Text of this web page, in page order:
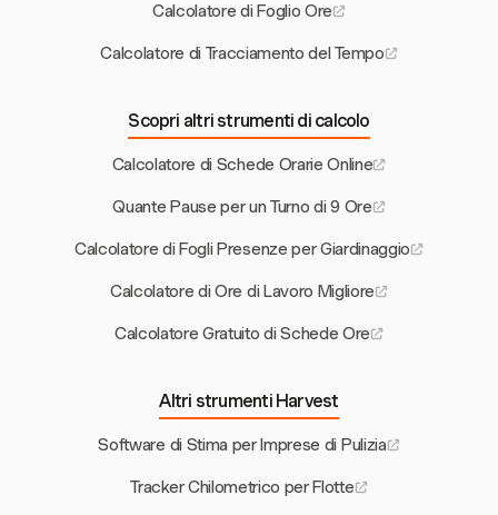
Calcolatore di Foglio Ore
Calcolatore di Tracciamento del Tempo
Scopri altri strumenti di calcolo
Calcolatore di Schede Orarie Online
Quante Pause per un Turno di 9 Ore
Calcolatore di Fogli Presenze per Giardinaggio
Calcolatore di Ore di Lavoro Migliore
Calcolatore Gratuito di Schede Ore
Altri strumenti Harvest
Software di Stima per Imprese di Pulizia
Tracker Chilometrico per Flotte